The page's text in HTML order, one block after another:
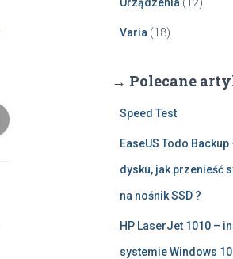
Varia (18)
→ Polecane
Speed Test
EaseUS Todo
dysku, jak przenieść
na nośnik SSD ?
HP LaserJet 1010 –
systemie Windows 10